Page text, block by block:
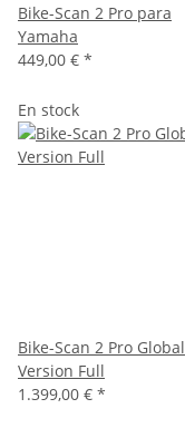
Bike-Scan 2 Pro para
Yamaha
449,00 € *
En stock
Bike-Scan 2 Pro Global
Version Full
1.399,00 € *